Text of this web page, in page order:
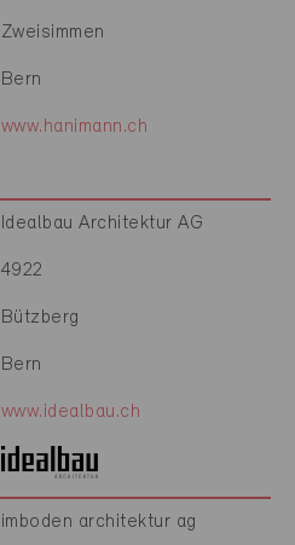
Zweisimmen
Bern
www.hanimann.ch
Idealbau Architektur AG
4922
Bützberg
Bern
www.idealbau.ch
imboden architektur ag